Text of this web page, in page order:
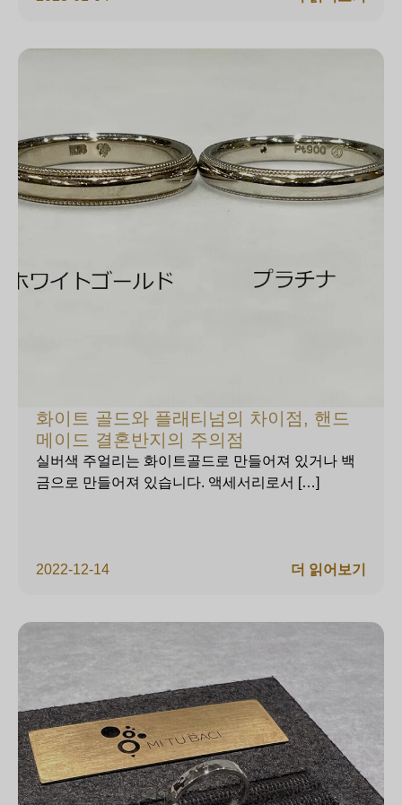
화이트 골드와 플래티넘의 차이점, 핸드
메이드 결혼반지의 주의점
2022-12-14
실버색 주얼리는 화이트골드로 만들어져 있거나 백
금으로 만들어져 있습니다. 액세서리로서 […]
더 읽어보기